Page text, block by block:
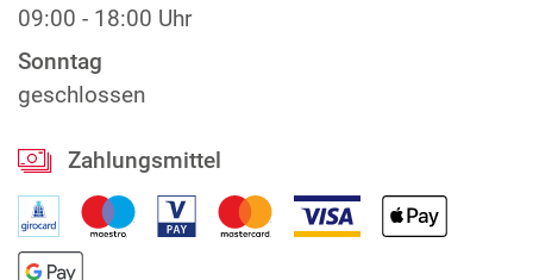
09:00 - 18:00 Uhr
Sonntag
geschlossen
Zahlungsmittel